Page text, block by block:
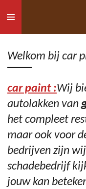
direct
naar
hoofdinhoud
Welkom bij car
car paint :Wij
autolakken van
het compleet
maar ook voor
bedrijven zijn
schadebedrijf
jouw kan